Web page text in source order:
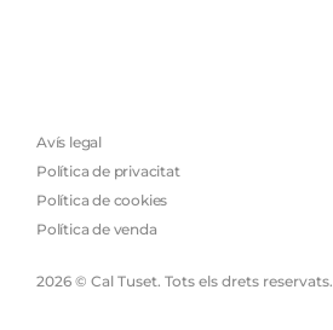
Avís legal
Política de privacitat
Política de cookies
Política de venda
2026 © Cal Tuset. Tots els drets reservats.